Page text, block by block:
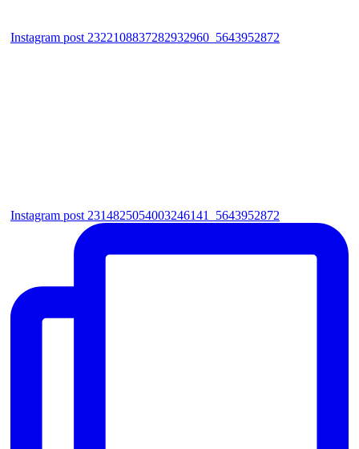
Instagram post 2322108837282932960_5643952872
Instagram post 2314825054003246141_5643952872